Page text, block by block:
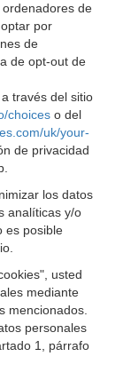
de
por
de
de opt-out de
través del sitio
choices o del
uk/your-
de privacidad
los datos
analíticas y/o
es posible
usted
mediante
mencionados.
personales
1, párrafo